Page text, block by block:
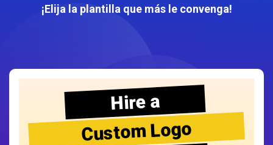
¡Elija la plantilla que más le convenga!
Hire a
Custom Logo